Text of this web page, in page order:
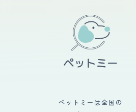
ペットミーは全国の